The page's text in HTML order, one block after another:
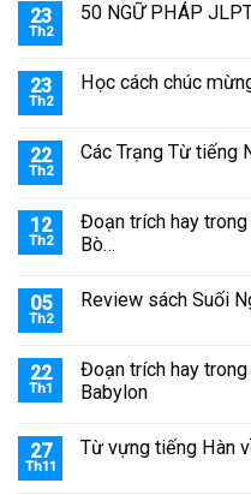
23
Th2
50 NGỮ PHÁP
23
Th2
Học cách chúc
22
Th2
Các Trạng Từ tiếng
12
Th2
Đoạn trích hay
Bò…
05
Th2
Review sách Suối
22
Th1
Đoạn trích hay trong
Babylon
27
Th11
Từ vựng tiếng Hàn